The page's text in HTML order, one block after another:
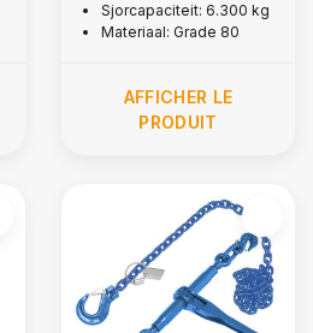
Sjorcapaciteit: 6.300 kg
Materiaal: Grade 80
AFFICHER LE
PRODUIT